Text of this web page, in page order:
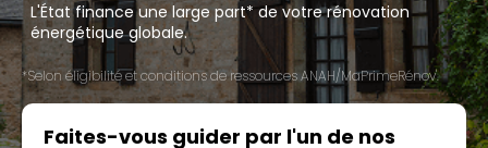
L'État finance une large part* de votre rénovation
énergétique globale.
*Selon éligibilité et conditions de ressources ANAH/MaPrimeRénov'.
Faites-vous guider par l'un de nos